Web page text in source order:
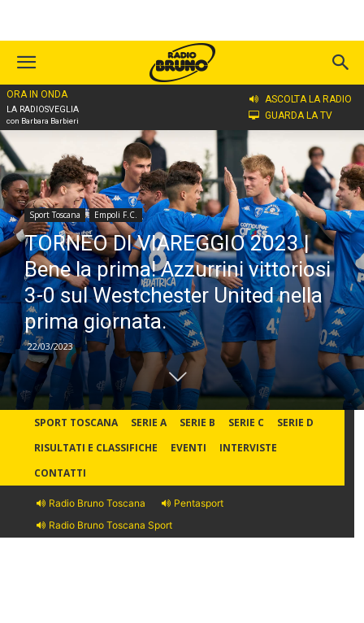
ORA IN ONDA
LA RADIOSVEGLIA
con Barbara Barbieri
ASCOLTA LA RADIO
GUARDA LA TV
Home
Sport Toscana Empoli F.C.
TORNEO DI VIAREGGIO 2023 |
Bene la prima! Azzurrini vittoriosi
3-0 sul Westchester United nella
prima giornata.
22/03/2023
SPORT TOSCANA SERIE A SERIE B SERIE C
SERIE D
RISULTATI E CLASSIFICHE
EVENTI
INTERVISTE
CONTATTI
Radio Bruno Toscana
Pentasport
Radio Bruno Toscana Sport